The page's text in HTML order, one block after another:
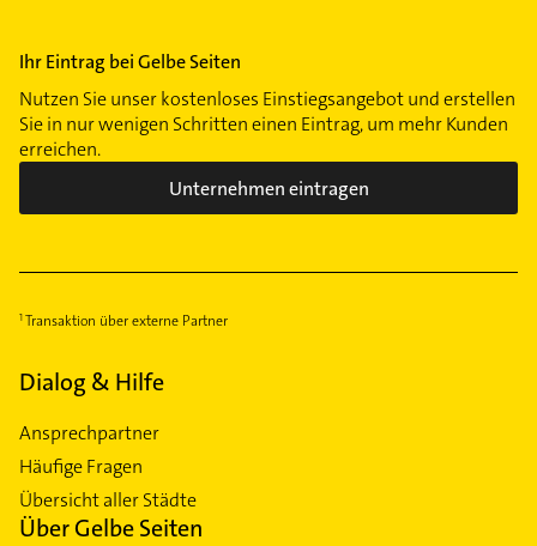
Ihr Eintrag bei Gelbe Seiten
Nutzen Sie unser kostenloses Einstiegsangebot und erstellen
Sie in nur wenigen Schritten einen Eintrag, um mehr Kunden
erreichen.
Unternehmen eintragen
Transaktion über externe Partner
Dialog & Hilfe
Ansprechpartner
Häufige Fragen
Übersicht aller Städte
Über Gelbe Seiten